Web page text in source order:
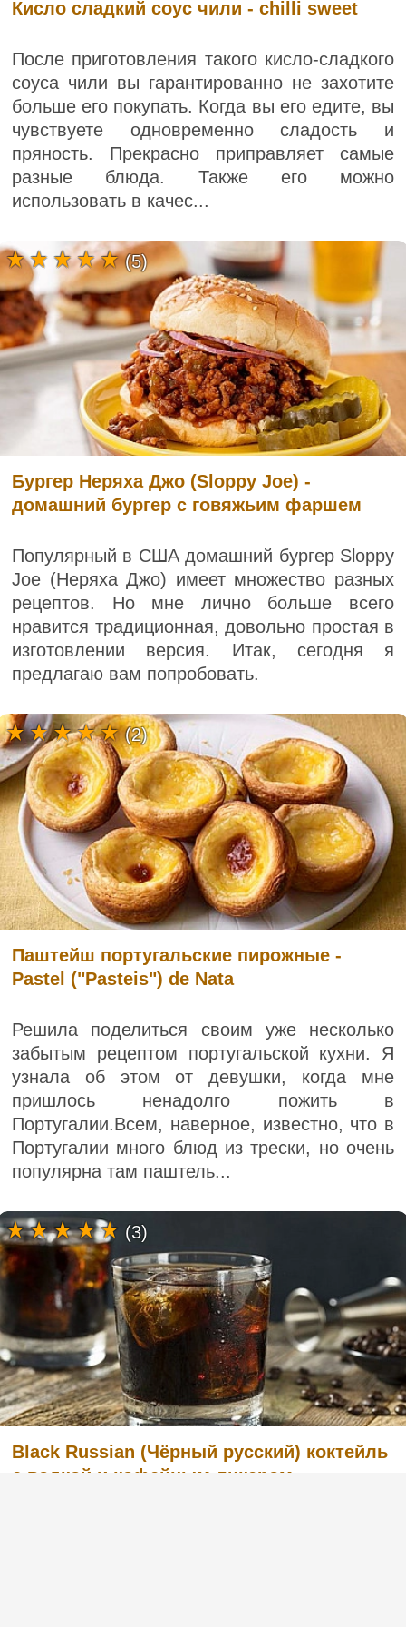
Кисло сладкий соус чили - chilli sweet
После приготовления такого кисло-сладкого
соуса чили вы гарантированно не захотите
больше его покупать. Когда вы его едите, вы
чувствуете одновременно сладость и
пряность. Прекрасно приправляет самые
разные блюда. Также его можно
использовать в качес...
Бургер Неряха Джо (Sloppy Joe) -
домашний бургер с говяжьим фаршем
Популярный в США домашний бургер Sloppy
Joe (Неряха Джо) имеет множество разных
рецептов. Но мне лично больше всего
нравится традиционная, довольно простая в
изготовлении версия. Итак, сегодня я
предлагаю вам попробовать.
(5)
Паштейш португальские пирожные -
Pastel ("Pasteis") de Nata
Решила поделиться своим уже несколько
забытым рецептом португальской кухни. Я
узнала об этом от девушки, когда мне
пришлось ненадолго пожить в
Португалии.Всем, наверное, известно, что в
Португалии много блюд из трески, но очень
популярна там паштель...
(2)
Black Russian (Чёрный русский) коктейль
с водкой и кофейным ликером
(3)